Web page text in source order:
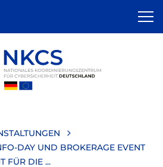
DAY UND BROKERAGE EVENT
FÜR DIE ...